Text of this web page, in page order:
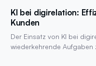
KI bei digirelation:
Kunden
Der Einsatz von KI bei
wiederkehrende Aufgaben